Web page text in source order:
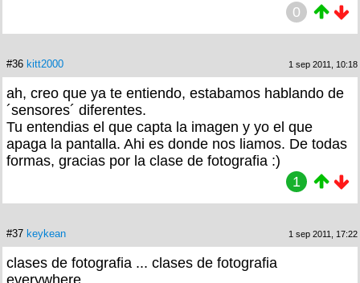
0
#36 kitt2000 1 sep 2011, 10:18
ah, creo que ya te entiendo, estabamos hablando de
´sensores´ diferentes.
Tu entendias el que capta la imagen y yo el que
apaga la pantalla. Ahi es donde nos liamos. De todas
formas, gracias por la clase de fotografia :)
1
#37 keykean 1 sep 2011, 17:22
clases de fotografia ... clases de fotografia
everywhere